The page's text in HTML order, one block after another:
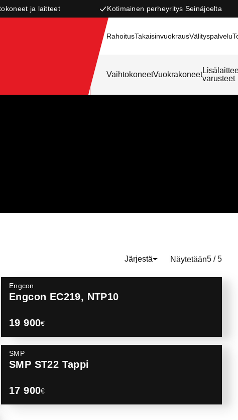
ja laitteet Kotimainen perheyritys Seinäjoelta
RahoitusTakaisinvuokrausVälityspalvelu
VaihtokoneetVuokrakoneetvarusteet
Järjestä Näytetään5 / 5
Engcon
Engcon EC219, NTP10
19 900€
SMP
SMP ST22 Tappi
17 900€